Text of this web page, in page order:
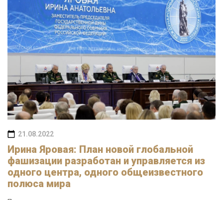
21.08.2022
Ирина Яровая: План новой глобальной
фашизации разработан и управляется из
одного центра, одного общеизвестного
полюса мира